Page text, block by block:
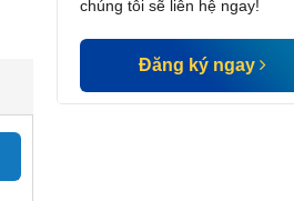
chúng tôi sẽ liên hệ ngay!
Đăng ký ngay